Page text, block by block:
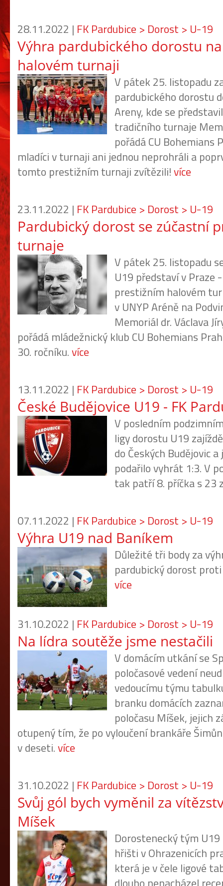
28.11.2022 | FK Pardubice > Dorost > U-19
Výhra pardubického dorostu
halovém turnaji
V pátek 25. listopadu
pardubického dorostu
Areny, kde se
tradičního turnaje
pořádá CU Bohemians
mladíci v turnaji ani jednou neprohráli a
tomto prestižním turnaji zvítězili!více
23.11.2022 | FK Pardubice > Dorost > U-19
Pardubický dorost se zúčastní
turnaje
V pátek 25. listopadu
U19 představí v Praze
prestižním halovém
v UNYP Aréně na
Memoriál dr. Václava
pořádá mládežnický klub CU Bohemians
30. ročníku.více
13.11.2022 | FK Pardubice > Dorost > U-19
České Budějovice U19 - FK
V posledním
ligy dorostu U19
do Českých Budějovic
podařilo vyhrát 1:3. V
tak patří 8. příčka s 23
07.11.2022 | FK Pardubice > Dorost > U-19
Výhra U19 nad Baníkem
Důležité tři body za
pardubický dorost
více
31.10.2022 | FK Pardubice > Dorost > U-19
Na lídra soutěže jsme nestačili
V domácím utkání se
poločasové vedení
vedoucímu týmu
branku domácích
poločasu Míšek, jejich
otupený tím, že po vyloučení brankáře
v deseti.více
31.10.2022 | FK Pardubice > Dorost > U-19
Svůj gól bych vyměnil za
Míšek
Dorostenecký tým
hřišti v Ohrazenicích
která je v čele ligové